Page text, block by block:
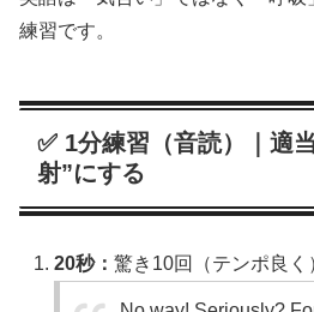
練習です。
✅ 1分練習（音読）｜適
射”にする
20秒：驚き10回（テンポ良く